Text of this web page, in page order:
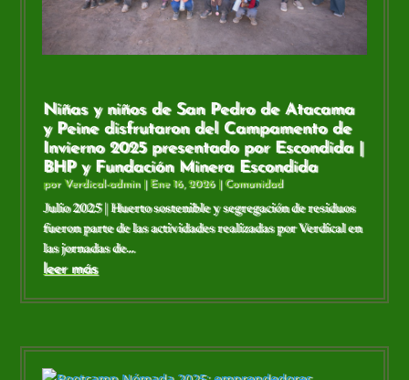
Niñas y niños de San Pedro de Atacama
y Peine disfrutaron del Campamento de
Invierno 2025 presentado por Escondida |
BHP y Fundación Minera Escondida
por Verdical-admin| Ene 16, 2026| Comunidad
Julio 2025 | Huerto sostenible y segregación de residuos
fueron parte de las actividades realizadas por Verdical en
las jornadas de...
leer más